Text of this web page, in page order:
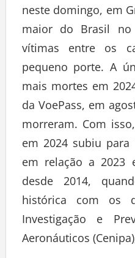
neste domingo, em
maior do Brasil
vítimas entre os
pequeno porte. A
mais mortes em
da VoePass, em
morreram. Com
em 2024 subiu para
em relação a 2023
desde 2014,
histórica com os
Investigação e
Aeronáuticos